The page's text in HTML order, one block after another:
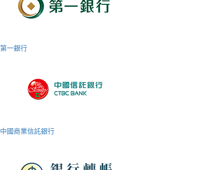
第一銀行
中國商業信託銀行